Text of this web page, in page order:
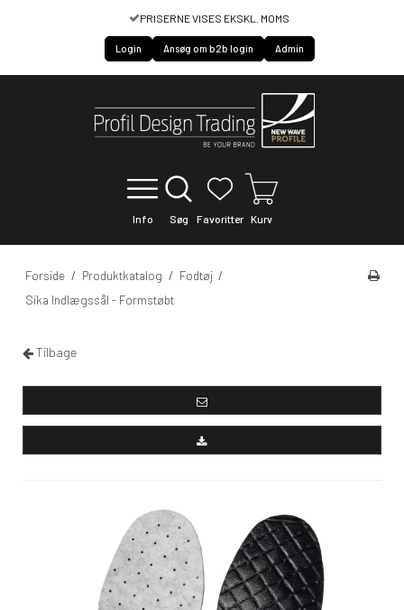
PRISERNE VISES EKSKL. MOMS
Login Ansøg om b2b login Admin
Info Søg Favoritter Kurv
Forside / Produktkatalog / Fodtøj /
Sika Indlægssål - Formstøbt
Tilbage